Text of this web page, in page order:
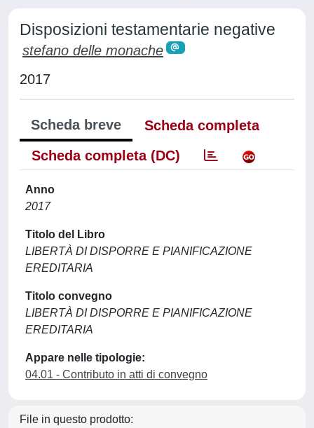
Disposizioni testamentarie negative
stefano delle monache
2017
Scheda breve
Scheda completa
Scheda completa (DC)
Anno
2017
Titolo del Libro
LIBERTÀ DI DISPORRE E PIANIFICAZIONE
EREDITARIA
Titolo convegno
LIBERTÀ DI DISPORRE E PIANIFICAZIONE
EREDITARIA
Appare nelle tipologie:
04.01 - Contributo in atti di convegno
File in questo prodotto: